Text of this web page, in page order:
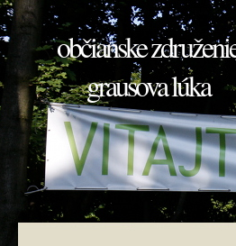
občianske
grausova lúka